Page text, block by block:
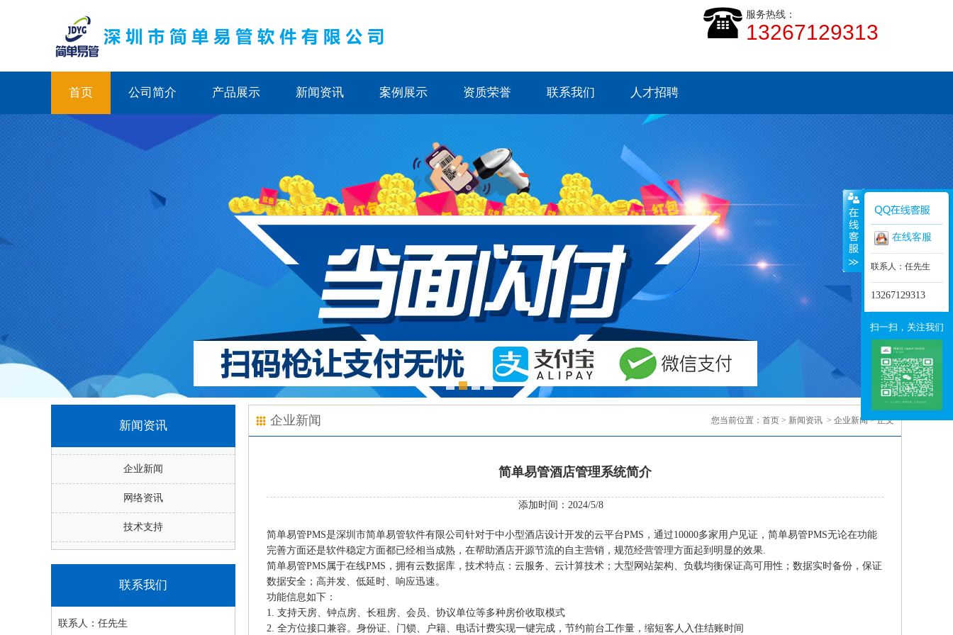
服务热线：
13267129313
首页 公司简介 产品展示 新闻资讯 案例展示 资质荣誉 联系我们 人才招聘
新闻资讯
企业新闻
网络资讯
技术支持
联系我们
联系人： 任先生
您当前位置： 首页 > 新闻资讯 > 企业新闻> 正文
企业新闻
简单易管酒店管理系统简介
添加时间：2024/5/8
简单易管PMS是深圳市简单易管软件有限公司针对于中小型酒店设计开发的云平台PMS，通过10000多家用户见证，简单易管PMS无论在功能
完善方面还是软件稳定方面都已经相当成熟，在帮助酒店开源节流的自主营销，规范经营管理方面起到明显的效果.
简单易管PMS属于在线PMS，拥有云数据库，技术特点：云服务、云计算技术；大型网站架构、负载均衡保证高可用性；数据实时备份，保证
数据安全；高并发、低延时、响应迅速。
功能信息如下：
1. 支持天房、钟点房、长租房、会员、协议单位等多种房价收取模式
2. 全方位接口兼容。身份证、门锁、户籍、电话计费实现一键完成，节约前台工作量，缩短客人入住结账时间
在线客服
联系人：任先生
13267129313
扫一扫，关注我们